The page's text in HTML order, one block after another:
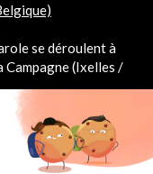
se déroulent à
Campagne (Ixelles /